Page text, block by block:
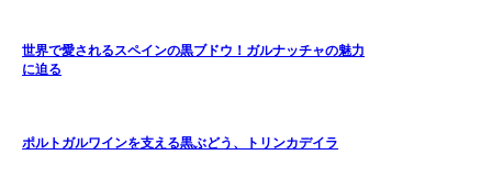
世界で愛されるスペインの黒ブドウ！ガルナッチャの魅力
に迫る
ポルトガルワインを支える黒ぶどう、トリンカデイラ